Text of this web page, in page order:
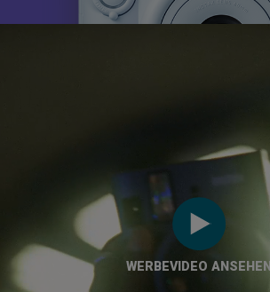
WERBEVIDEO ANSEHEN